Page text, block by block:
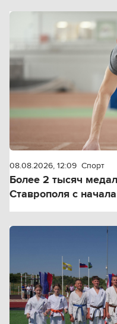
08.08.2026, 12:09 Спорт
Более 2 тысяч
Ставрополя с